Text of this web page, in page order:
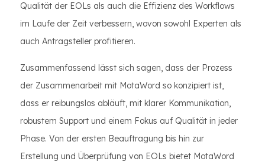
Qualität der EOLs als auch die Effizienz des Workflows
im Laufe der Zeit verbessern, wovon sowohl Experten als
auch Antragsteller profitieren.
Zusammenfassend lässt sich sagen, dass der Prozess
der Zusammenarbeit mit MotaWord so konzipiert ist,
dass er reibungslos abläuft, mit klarer Kommunikation,
robustem Support und einem Fokus auf Qualität in jeder
Phase. Von der ersten Beauftragung bis hin zur
Erstellung und Überprüfung von EOLs bietet MotaWord